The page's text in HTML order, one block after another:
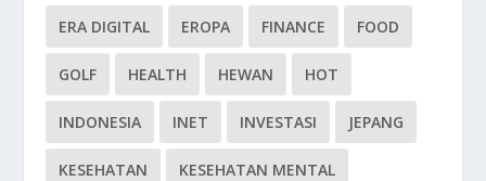
ERA DIGITAL EROPA FINANCE FOOD
GOLF HEALTH HEWAN HOT
INDONESIA INET INVESTASI JEPANG
KESEHATAN KESEHATAN MENTAL